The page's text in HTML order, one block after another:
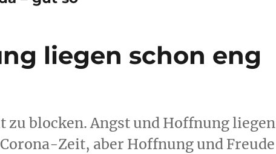
liegen schon eng
zu blocken. Angst und Hoffnung liegen
Zeit, aber Hoffnung und Freude